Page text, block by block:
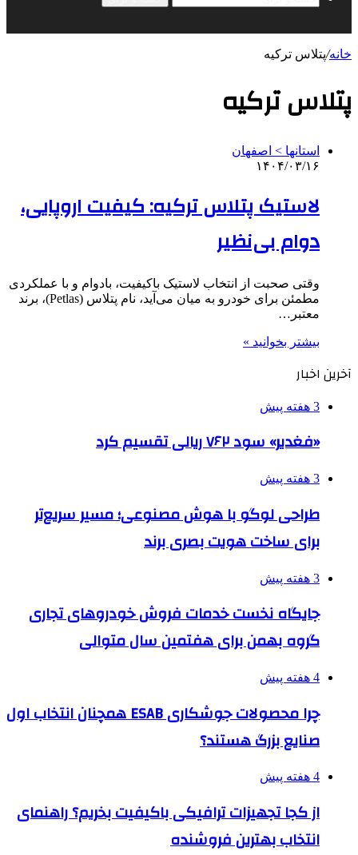
خانه/پتلاس ترکیه
پتلاس ترکیه
استانها > اصفهان
۱۴۰۴/۰۳/۱۶
لاستیک پتلاس ترکیه: کیفیت اروپایی،
دوام بی‌نظیر
وقتی صحبت از انتخاب لاستیک باکیفیت، بادوام و با عملکردی
مطمئن برای خودرو به میان می‌آید، نام پتلاس (Petlas)، برند
معتبر…
بیشتر بخوانید »
آخرین اخبار
3 هفته پیش
«فغدیر» سود ۷۶۲ ریالی تقسیم کرد
3 هفته پیش
طراحی لوگو با هوش مصنوعی؛ مسیر سریع‌تر
برای ساخت هویت بصری برند
3 هفته پیش
جایگاه نخست خدمات فروش خودروهای تجاری
گروه بهمن برای هفتمین سال متوالی
4 هفته پیش
چرا محصولات جوشکاری ESAB همچنان انتخاب اول
صنایع بزرگ هستند؟
4 هفته پیش
از کجا تجهیزات ترافیکی باکیفیت بخریم؟ راهنمای
انتخاب بهترین فروشنده